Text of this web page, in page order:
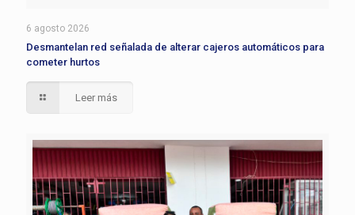
6 agosto 2026
Desmantelan red señalada de alterar cajeros automáticos para
cometer hurtos
Leer más